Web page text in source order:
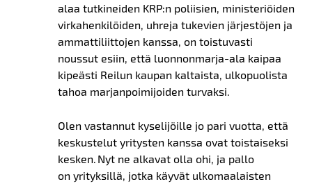
alaa tutkineiden KRP:n poliisien, ministeriöiden
virkahenkilöiden, uhreja tukevien järjestöjen ja
ammattiliittojen kanssa, on toistuvasti
noussut esiin, että luonnonmarja-ala kaipaa
kipeästi Reilun kaupan kaltaista, ulkopuolista
tahoa marjanpoimijoiden turvaksi.
Olen vastannut kyselijöille jo pari vuotta, että
keskustelut yritysten kanssa ovat toistaiseksi
kesken. Nyt ne alkavat olla ohi, ja pallo
on yrityksillä, jotka käyvät ulkomaalaisten